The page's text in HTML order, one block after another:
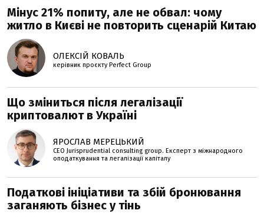
Мінус 21% попиту, але не обвал: чому
житло в Києві не повторить сценарій Китаю
ОЛЕКСІЙ КОВАЛЬ
керівник проєкту Perfеct Group
Що зміниться після легалізації
криптовалют в Україні
ЯРОСЛАВ МЕРЕЦЬКИЙ
CEO Jurisprudential consulting group. Експерт з міжнародного
оподаткування та легалізації капіталу
Податкові ініціативи та збій бронювання
заганяють бізнес у тінь